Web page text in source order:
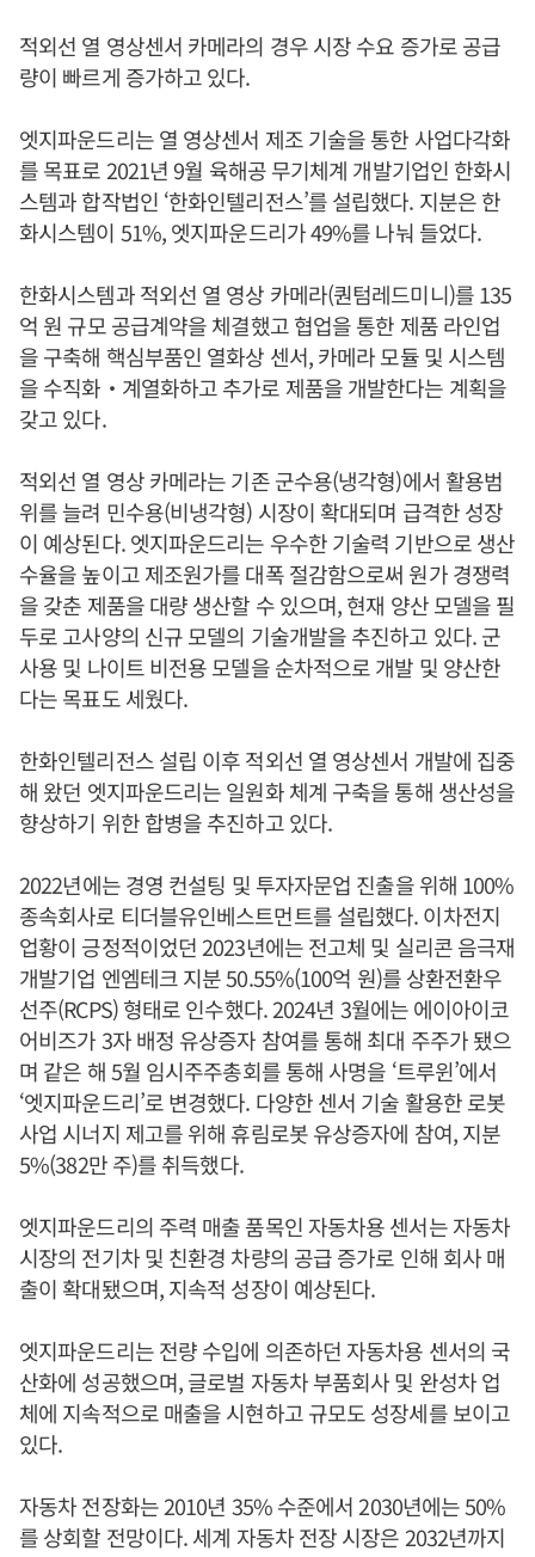
적외선 열 영상센서 카메라의 경우 시장 수요 증가로 공급
량이 빠르게 증가하고 있다.
엣지파운드리는 열 영상센서 제조 기술을 통한 사업다각화
를 목표로 2021년 9월 육해공 무기체계 개발기업인 한화시
스템과 합작법인 ‘한화인텔리전스’를 설립했다. 지분은 한
화시스템이 51%, 엣지파운드리가 49%를 나눠 들었다.
한화시스템과 적외선 열 영상 카메라(퀀텀레드미니)를 135
억 원 규모 공급계약을 체결했고 협업을 통한 제품 라인업
을 구축해 핵심부품인 열화상 센서, 카메라 모듈 및 시스템
을 수직화‧계열화하고 추가로 제품을 개발한다는 계획을
갖고 있다.
적외선 열 영상 카메라는 기존 군수용(냉각형)에서 활용범
위를 늘려 민수용(비냉각형) 시장이 확대되며 급격한 성장
이 예상된다. 엣지파운드리는 우수한 기술력 기반으로 생산
수율을 높이고 제조원가를 대폭 절감함으로써 원가 경쟁력
을 갖춘 제품을 대량 생산할 수 있으며, 현재 양산 모델을 필
두로 고사양의 신규 모델의 기술개발을 추진하고 있다. 군
사용 및 나이트 비전용 모델을 순차적으로 개발 및 양산한
다는 목표도 세웠다.
한화인텔리전스 설립 이후 적외선 열 영상센서 개발에 집중
해 왔던 엣지파운드리는 일원화 체계 구축을 통해 생산성을
향상하기 위한 합병을 추진하고 있다.
2022년에는 경영 컨설팅 및 투자자문업 진출을 위해 100%
종속회사로 티더블유인베스트먼트를 설립했다. 이차전지
업황이 긍정적이었던 2023년에는 전고체 및 실리콘 음극재
개발기업 엔엠테크 지분 50.55%(100억 원)를 상환전환우
선주(RCPS) 형태로 인수했다. 2024년 3월에는 에이아이코
어비즈가 3자 배정 유상증자 참여를 통해 최대 주주가 됐으
며 같은 해 5월 임시주주총회를 통해 사명을 ‘트루윈’에서
‘엣지파운드리’로 변경했다. 다양한 센서 기술 활용한 로봇
사업 시너지 제고를 위해 휴림로봇 유상증자에 참여, 지분
5%(382만 주)를 취득했다.
엣지파운드리의 주력 매출 품목인 자동차용 센서는 자동차
시장의 전기차 및 친환경 차량의 공급 증가로 인해 회사 매
출이 확대됐으며, 지속적 성장이 예상된다.
엣지파운드리는 전량 수입에 의존하던 자동차용 센서의 국
산화에 성공했으며, 글로벌 자동차 부품회사 및 완성차 업
체에 지속적으로 매출을 시현하고 규모도 성장세를 보이고
있다.
자동차 전장화는 2010년 35% 수준에서 2030년에는 50%
를 상회할 전망이다. 세계 자동차 전장 시장은 2032년까지